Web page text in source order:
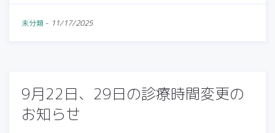
未分類 - 11/17/2025
9月22日、29日の診療時間変更の
お知らせ